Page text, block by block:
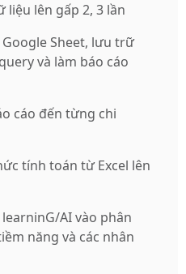
liệu lên gấp 2, 3 lần
Sheet, lưu trữ
và làm báo cáo
cáo đến từng chi
tính toán từ Excel lên
AI vào phân
năng và các nhân